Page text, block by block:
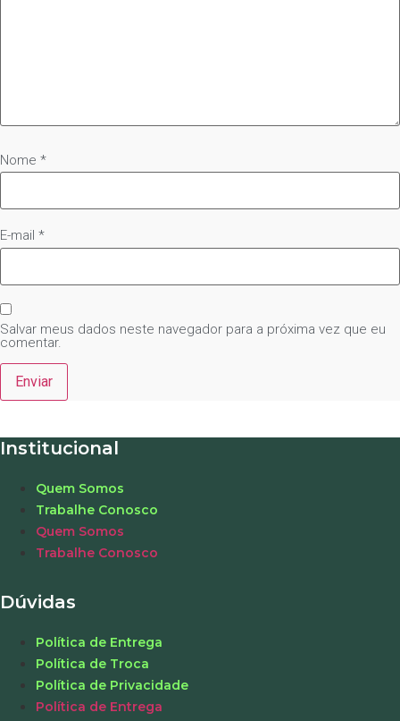
Nome *
E-mail *
Salvar meus dados neste navegador para a próxima vez que eu
comentar.
Institucional
Quem Somos
Trabalhe Conosco
Quem Somos
Trabalhe Conosco
Dúvidas
Política de Entrega
Política de Troca
Política de Privacidade
Política de Entrega